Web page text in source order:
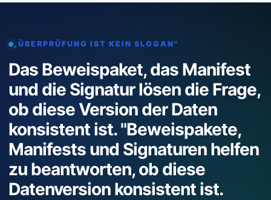
„ÜBERPRÜFUNG IST KEIN SLOGAN"
Das Beweispaket, das Manifest
und die Signatur lösen die Frage,
ob diese Version der Daten
konsistent ist. "Beweispakete,
Manifests und Signaturen helfen
zu beantworten, ob diese
Datenversion konsistent ist.